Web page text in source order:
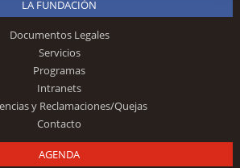
LA FUNDACIÓN
Documentos Legales
Servicios
Programas
Intranets
y Reclamaciones/Quejas
Contacto
AGENDA